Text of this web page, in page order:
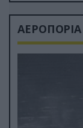
ΑΕΡΟΠΟΡΙΑ